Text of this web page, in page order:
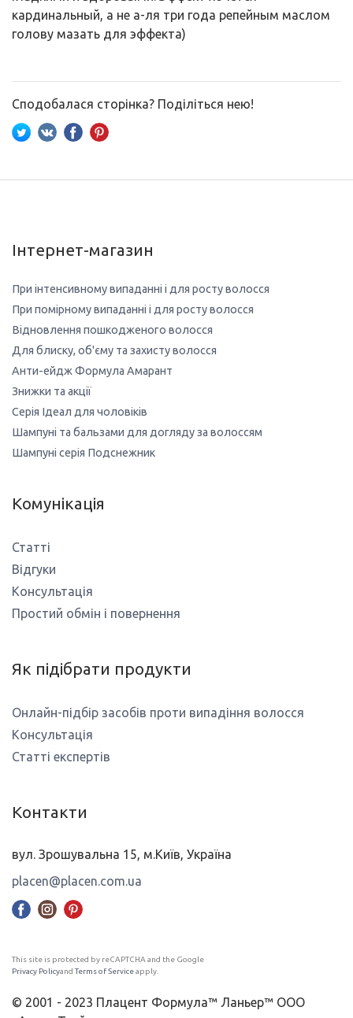
кардинальный, а не а-ля три года репейным маслом
голову мазать для эффекта)
Сподобалася сторінка? Поділіться нею!
Інтернет-магазин
При інтенсивному випаданні і для росту волосся
При помірному випаданні і для росту волосся
Відновлення пошкодженого волосся
Для блиску, об'єму та захисту волосся
Анти-ейдж Формула Амарант
Знижки та акції
Серія Ідеал для чоловіків
Шампуні та бальзами для догляду за волоссям
Шампуні серія Подснежник
Комунікація
Статті
Відгуки
Консультація
Простий обмін і повернення
Як підібрати продукти
Онлайн-підбір засобів проти випадіння волосся
Консультація
Статті експертів
Контакти
вул. Зрошувальна 15, м.Київ, Україна
placen@placen.com.ua
This site is protected by reCAPTCHA and the Google
Privacy Policyand Terms of Serviceapply.
© 2001 - 2023 Плацент Формула™ Ланьер™ ООО